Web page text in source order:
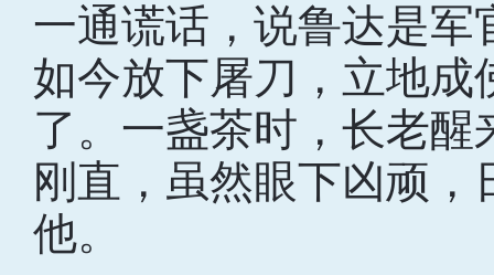
一通谎话，说鲁达是
如今放下屠刀，立地
了。一盏茶时，长老
刚直，虽然眼下凶顽
他。